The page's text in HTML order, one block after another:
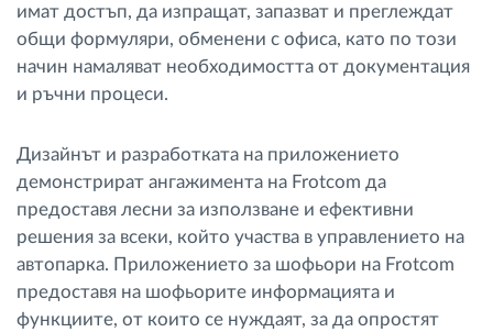
имат достъп, да изпращат, запазват и преглеждат
общи формуляри, обменени с офиса, като по този
начин намаляват необходимостта от документация
и ръчни процеси.
Дизайнът и разработката на приложението
демонстрират ангажимента на Frotcom да
предоставя лесни за използване и ефективни
решения за всеки, който участва в управлението на
автопарка. Приложението за шофьори на Frotcom
предоставя на шофьорите информацията и
функциите, от които се нуждаят, за да опростят